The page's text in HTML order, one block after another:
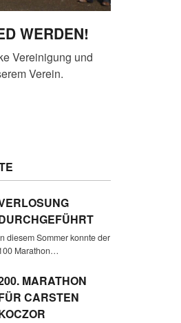
SICH
WERDEN!
Vereinigung und
Verein.
diesem Sommer konnte der
Marathon…
MARATHON
CARSTEN